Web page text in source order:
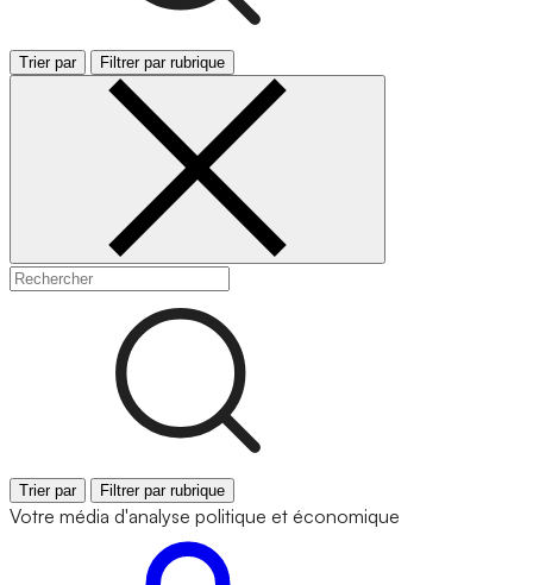
Trier par Filtrer par rubrique
Trier par Filtrer par rubrique
Votre média d'analyse politique et économique